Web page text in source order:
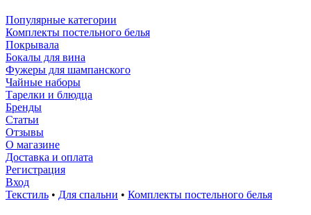
Популярные категории
Комплекты постельного белья
Покрывала
Бокалы для вина
Фужеры для шампанского
Чайные наборы
Тарелки и блюдца
Бренды
Статьи
Отзывы
О магазине
Доставка и оплата
Регистрация
Вход
Текстиль • Для спальни • Комплекты постельного белья